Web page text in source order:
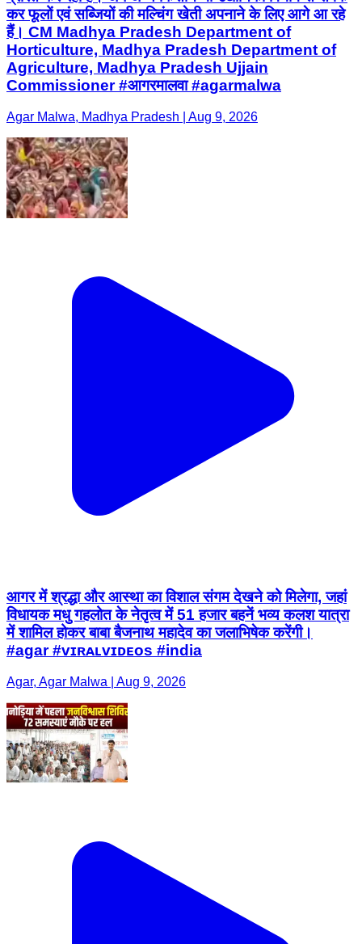
कर फूलों एवं सब्जियों की मल्चिंग खेती अपनाने के लिए आगे आ रहे
हैं। CM Madhya Pradesh Department of
Horticulture, Madhya Pradesh Department of
Agriculture, Madhya Pradesh Ujjain
Commissioner #आगरमालवा #agarmalwa
Agar Malwa, Madhya Pradesh | Aug 9, 2026
आगर में श्रद्धा और आस्था का विशाल संगम देखने को मिलेगा, जहां
विधायक मधु गहलोत के नेतृत्व में 51 हजार बहनें भव्य कलश यात्रा
में शामिल होकर बाबा बैजनाथ महादेव का जलाभिषेक करेंगी।
#agar #ᴠɪʀᴀʟᴠɪᴅᴇᴏs #india
Agar, Agar Malwa | Aug 9, 2026